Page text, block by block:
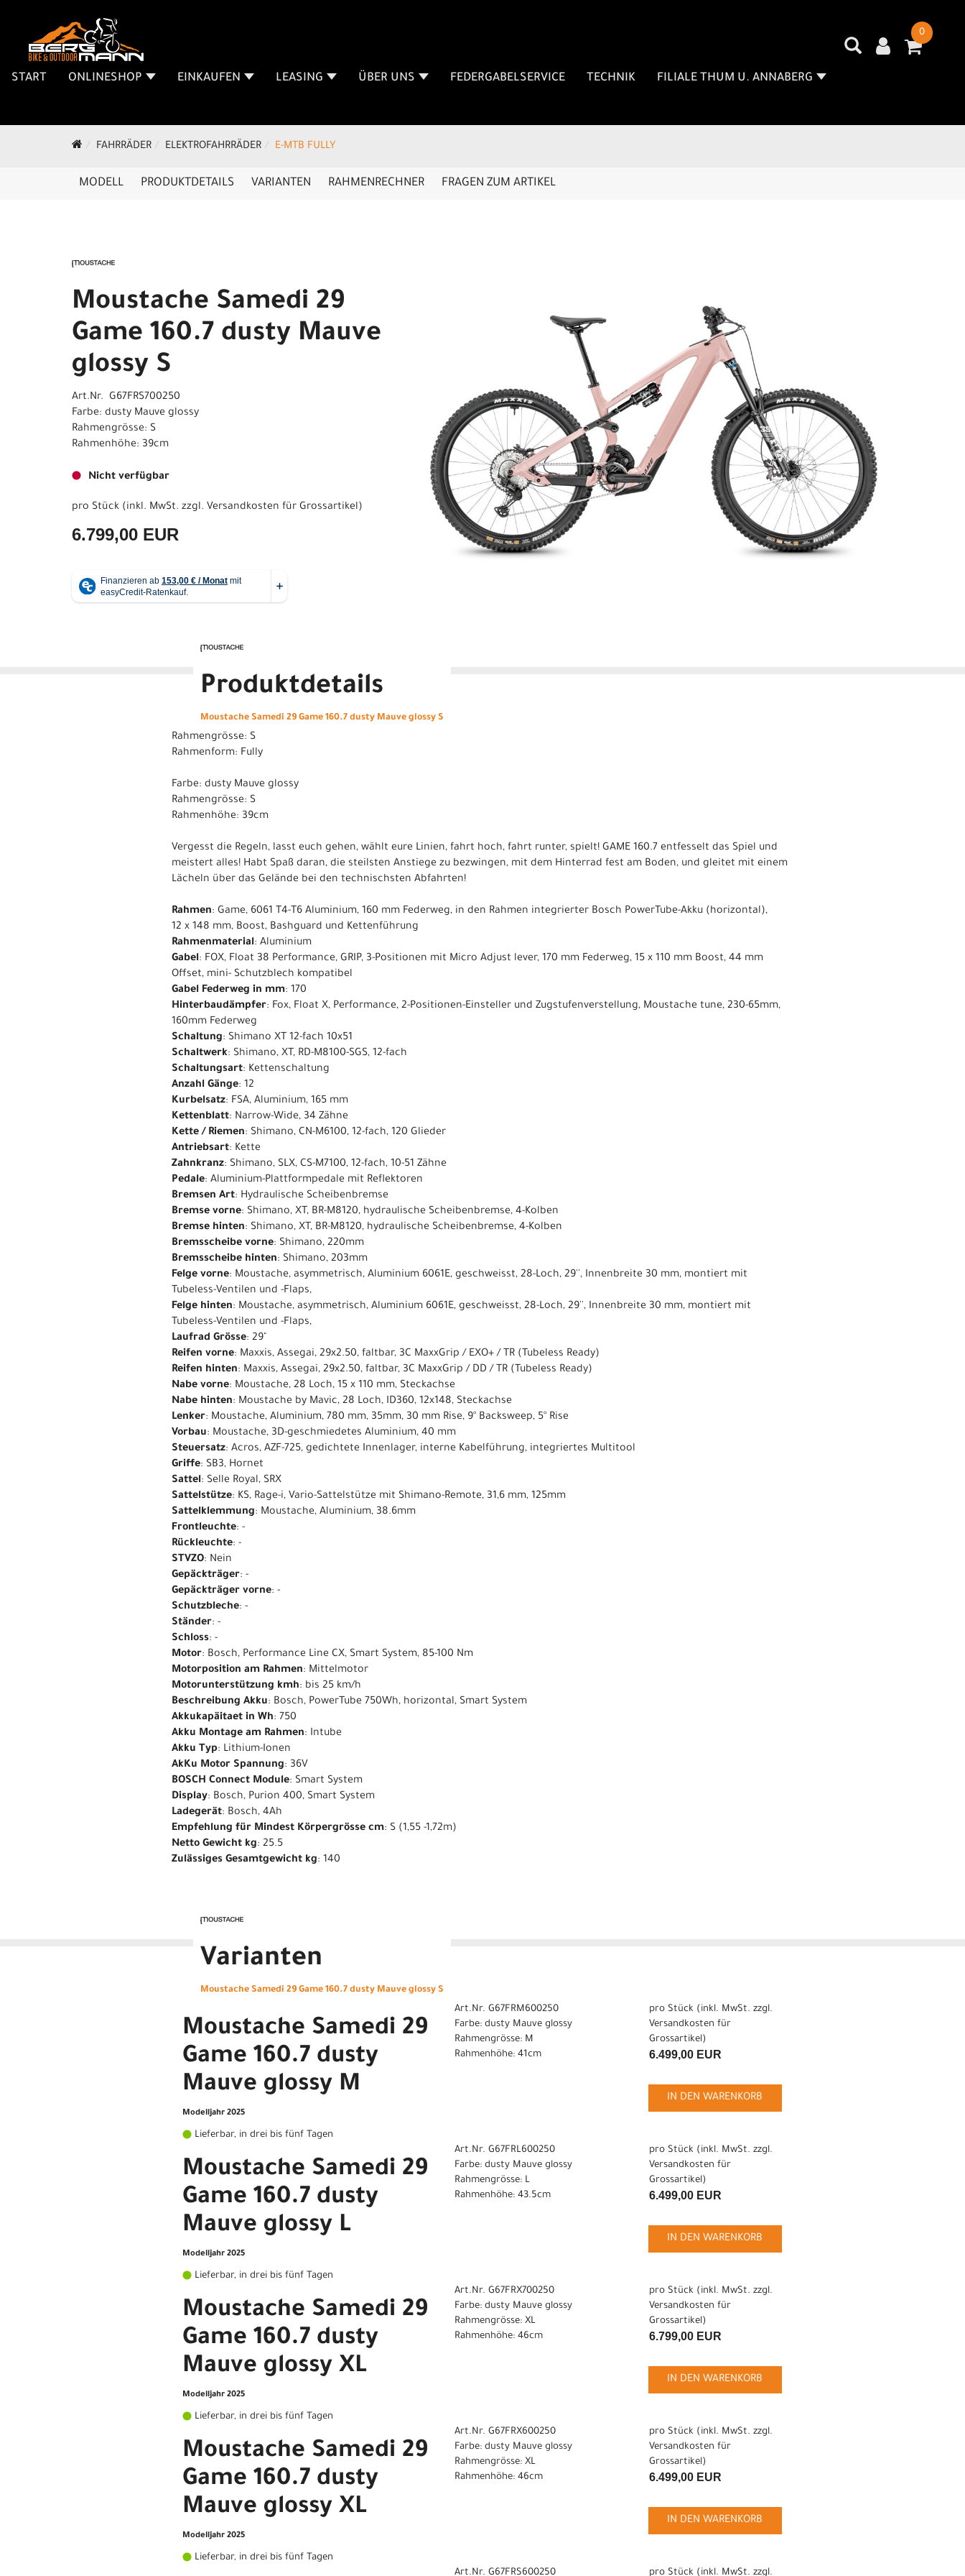
0
START ONLINESHOP EINKAUFEN LEASING ÜBER UNS FEDERGABELSERVICE TECHNIK FILIALE THUM U. ANNABERG
FAHRRÄDER ELEKTROFAHRRÄDER E-MTB FULLY
MODELL PRODUKTDETAILS VARIANTEN RAHMENRECHNER FRAGEN ZUM ARTIKEL
Moustache Samedi 29
Game 160.7 dusty Mauve
glossy S
Art.Nr. G67FRS700250
Farbe: dusty Mauve glossy
Rahmengrösse: S
Rahmenhöhe: 39cm
Nicht verfügbar
pro Stück (inkl. MwSt. zzgl. Versandkosten für Grossartikel)
6.799,00 EUR
Produktdetails
Moustache Samedi 29 Game 160.7 dusty Mauve glossy S
Rahmengrösse: S
Rahmenform: Fully
Farbe: dusty Mauve glossy
Rahmengrösse: S
Rahmenhöhe: 39cm
Vergesst die Regeln, lasst euch gehen, wählt eure Linien, fahrt hoch, fahrt runter, spielt! GAME 160.7 entfesselt das Spiel und
meistert alles! Habt Spaß daran, die steilsten Anstiege zu bezwingen, mit dem Hinterrad fest am Boden, und gleitet mit einem
Lächeln über das Gelände bei den technischsten Abfahrten!
Rahmen: Game, 6061 T4-T6 Aluminium, 160 mm Federweg, in den Rahmen integrierter Bosch PowerTube-Akku (horizontal),
12 x 148 mm, Boost, Bashguard und Kettenführung
Rahmenmaterial: Aluminium
Gabel: FOX, Float 38 Performance, GRIP, 3-Positionen mit Micro Adjust lever, 170 mm Federweg, 15 x 110 mm Boost, 44 mm
Offset, mini- Schutzblech kompatibel
Gabel Federweg in mm: 170
Hinterbaudämpfer: Fox, Float X, Performance, 2-Positionen-Einsteller und Zugstufenverstellung, Moustache tune, 230-65mm,
160mm Federweg
Schaltung: Shimano XT 12-fach 10x51
Schaltwerk: Shimano, XT, RD-M8100-SGS, 12-fach
Schaltungsart: Kettenschaltung
Anzahl Gänge: 12
Kurbelsatz: FSA, Aluminium, 165 mm
Kettenblatt: Narrow-Wide, 34 Zähne
Kette / Riemen: Shimano, CN-M6100, 12-fach, 120 Glieder
Antriebsart: Kette
Zahnkranz: Shimano, SLX, CS-M7100, 12-fach, 10-51 Zähne
Pedale: Aluminium-Plattformpedale mit Reflektoren
Bremsen Art: Hydraulische Scheibenbremse
Bremse vorne: Shimano, XT, BR-M8120, hydraulische Scheibenbremse, 4-Kolben
Bremse hinten: Shimano, XT, BR-M8120, hydraulische Scheibenbremse, 4-Kolben
Bremsscheibe vorne: Shimano, 220mm
Bremsscheibe hinten: Shimano, 203mm
Felge vorne: Moustache, asymmetrisch, Aluminium 6061E, geschweisst, 28-Loch, 29'', Innenbreite 30 mm, montiert mit
Tubeless-Ventilen und -Flaps,
Felge hinten: Moustache, asymmetrisch, Aluminium 6061E, geschweisst, 28-Loch, 29'', Innenbreite 30 mm, montiert mit
Tubeless-Ventilen und -Flaps,
Laufrad Grösse: 29"
Reifen vorne: Maxxis, Assegai, 29x2.50, faltbar, 3C MaxxGrip / EXO+ / TR (Tubeless Ready)
Reifen hinten: Maxxis, Assegai, 29x2.50, faltbar, 3C MaxxGrip / DD / TR (Tubeless Ready)
Nabe vorne: Moustache, 28 Loch, 15 x 110 mm, Steckachse
Nabe hinten: Moustache by Mavic, 28 Loch, ID360, 12x148, Steckachse
Lenker: Moustache, Aluminium, 780 mm, 35mm, 30 mm Rise, 9° Backsweep, 5° Rise
Vorbau: Moustache, 3D-geschmiedetes Aluminium, 40 mm
Steuersatz: Acros, AZF-725, gedichtete Innenlager, interne Kabelführung, integriertes Multitool
Griffe: SB3, Hornet
Sattel: Selle Royal, SRX
Sattelstütze: KS, Rage-i, Vario-Sattelstütze mit Shimano-Remote, 31,6 mm, 125mm
Sattelklemmung: Moustache, Aluminium, 38.6mm
Frontleuchte: -
Rückleuchte: -
STVZO: Nein
Gepäckträger: -
Gepäckträger vorne: -
Schutzbleche: -
Ständer: -
Schloss: -
Motor: Bosch, Performance Line CX, Smart System, 85-100 Nm
Motorposition am Rahmen: Mittelmotor
Motorunterstützung kmh: bis 25 km/h
Beschreibung Akku: Bosch, PowerTube 750Wh, horizontal, Smart System
Akkukapäitaet in Wh: 750
Akku Montage am Rahmen: Intube
Akku Typ: Lithium-Ionen
AkKu Motor Spannung: 36V
BOSCH Connect Module: Smart System
Display: Bosch, Purion 400, Smart System
Ladegerät: Bosch, 4Ah
Empfehlung für Mindest Körpergrösse cm: S (1,55 -1,72m)
Netto Gewicht kg: 25.5
Zulässiges Gesamtgewicht kg: 140
Varianten
Moustache Samedi 29 Game 160.7 dusty Mauve glossy S
Moustache Samedi 29
Game 160.7 dusty
Mauve glossy M
Modelljahr 2025
Lieferbar, in drei bis fünf Tagen
Art.Nr. G67FRM600250
Farbe: dusty Mauve glossy
Rahmengrösse: M
Rahmenhöhe: 41cm
pro Stück (inkl. MwSt. zzgl.
Versandkosten für
Grossartikel)
6.499,00 EUR
IN DEN WARENKORB
Moustache Samedi 29
Game 160.7 dusty
Mauve glossy L
Modelljahr 2025
Lieferbar, in drei bis fünf Tagen
Art.Nr. G67FRL600250
Farbe: dusty Mauve glossy
Rahmengrösse: L
Rahmenhöhe: 43.5cm
pro Stück (inkl. MwSt. zzgl.
Versandkosten für
Grossartikel)
6.499,00 EUR
IN DEN WARENKORB
Moustache Samedi 29
Game 160.7 dusty
Mauve glossy XL
Modelljahr 2025
Lieferbar, in drei bis fünf Tagen
Art.Nr. G67FRX700250
Farbe: dusty Mauve glossy
Rahmengrösse: XL
Rahmenhöhe: 46cm
pro Stück (inkl. MwSt. zzgl.
Versandkosten für
Grossartikel)
6.799,00 EUR
IN DEN WARENKORB
Moustache Samedi 29
Game 160.7 dusty
Mauve glossy XL
Modelljahr 2025
Lieferbar, in drei bis fünf Tagen
Art.Nr. G67FRX600250
Farbe: dusty Mauve glossy
Rahmengrösse: XL
Rahmenhöhe: 46cm
pro Stück (inkl. MwSt. zzgl.
Versandkosten für
Grossartikel)
6.499,00 EUR
IN DEN WARENKORB
Art.Nr. G67FRS600250 pro Stück (inkl. MwSt. zzgl.